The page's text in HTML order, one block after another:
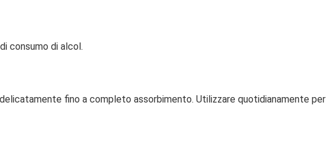
consumo di alcol.
fino a completo assorbimento. Utilizzare quotidianamente